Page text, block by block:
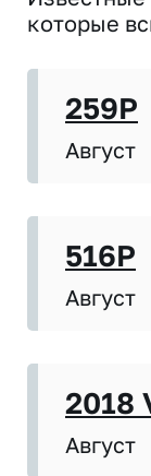
которые
259P
Август
516P
Август
2018
Август